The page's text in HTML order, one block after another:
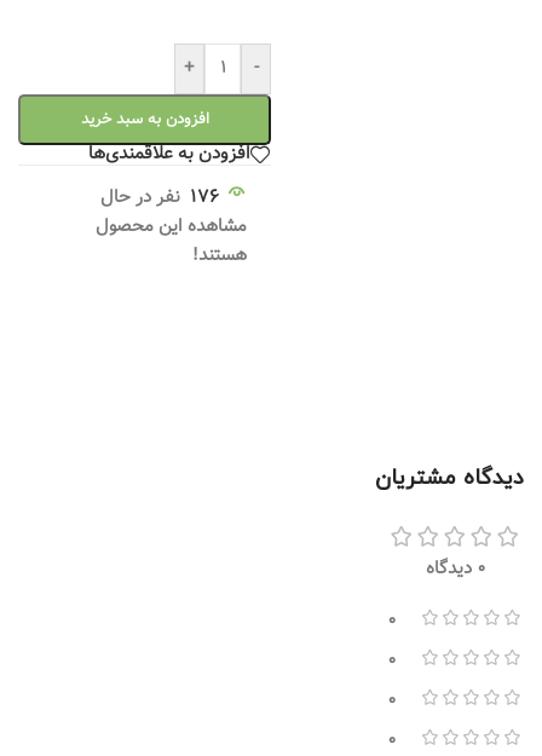
-
+
افزودن به سبد خرید
افزودن به علاقمندی‌ها
176 نفر در حال
مشاهده این محصول
هستند!
دیدگاه مشتریان
0 دیدگاه
0
0
0
0